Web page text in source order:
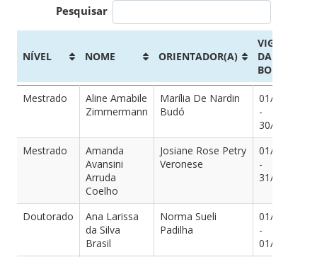
Pesquisar
NÍVEL NOME ORIENTADOR(A)
VIGÊNCIA
DA
BOLSA
NÍVEL
NOME ORIENTADOR(A)
VIGÊNCIA
DA
BOLSA
Mestrado
Aline Amabile
Zimmermann
Marília De Nardin
Budó
01/10/2022
-
30/09/2024
Mestrado
Amanda
Avansini
Arruda
Coelho
Josiane Rose Petry
Veronese
01/05/2024
-
31/03/2026
Doutorado
Ana Larissa
da Silva
Brasil
Norma Sueli
Padilha
01/04/2022
-
01/03/2026